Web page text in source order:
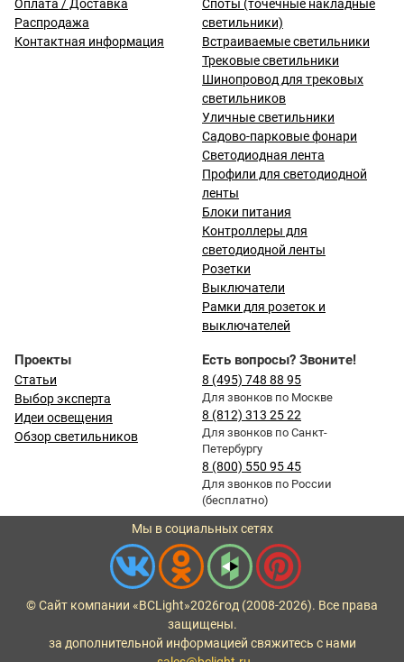
Оплата / Доставка
Распродажа
Контактная информация
Споты (точечные накладные
светильники)
Встраиваемые светильники
Трековые светильники
Шинопровод для трековых
светильников
Уличные светильники
Садово-парковые фонари
Светодиодная лента
Профили для светодиодной
ленты
Блоки питания
Контроллеры для
светодиодной ленты
Розетки
Выключатели
Рамки для розеток и
выключателей
Проекты
Статьи
Выбор эксперта
Идеи освещения
Обзор светильников
Есть вопросы? Звоните!
8 (495) 748 88 95
Для звонков по Москве
8 (812) 313 25 22
Для звонков по Санкт-
Петербургу
8 (800) 550 95 45
Для звонков по России
(бесплатно)
Мы в социальных сетях
© Сайт компании «BCLight»2026год (2008-2026). Все права
защищены.
за дополнительной информацией свяжитесь с нами